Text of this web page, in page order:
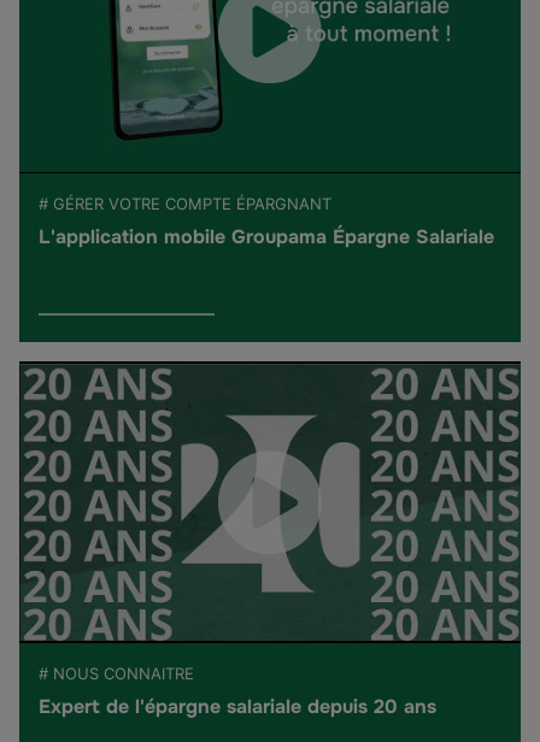
# GÉRER VOTRE COMPTE ÉPARGNANT
L'application mobile Groupama Épargne Salariale
# NOUS CONNAITRE
Expert de l'épargne salariale depuis 20 ans